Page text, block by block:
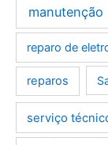
manutenção
reparo de
reparos
serviço